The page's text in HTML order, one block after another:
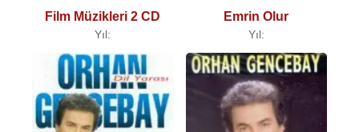
Film Müzikleri 2 CD
Yıl:
Emrin Olur
Yıl: